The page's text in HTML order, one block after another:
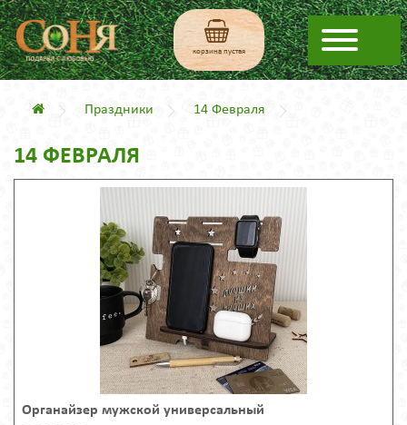
корзина пустая
Праздники 14 Февраля
14 ФЕВРАЛЯ
Органайзер мужской универсальный